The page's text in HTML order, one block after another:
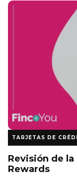
TARJETAS DE
Revisión de
Rewards